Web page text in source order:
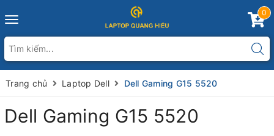
Toggle
0
Trang chủ Laptop Dell Dell Gaming G15 5520
Dell Gaming G15 5520